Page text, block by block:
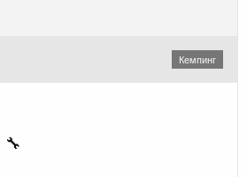
Кемпинг